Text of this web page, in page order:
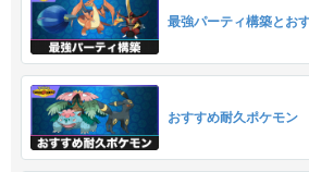
最強パーティ構築とお
おすすめ耐久ポケモン